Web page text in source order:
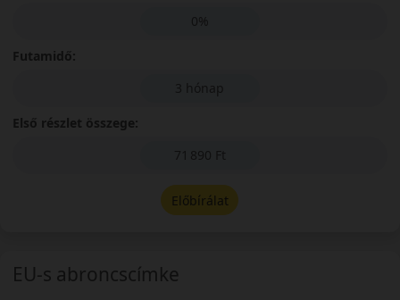
0%
Futamidő:
3 hónap
Első részlet összege:
71 890 Ft
Előbírálat
EU-s abroncscímke